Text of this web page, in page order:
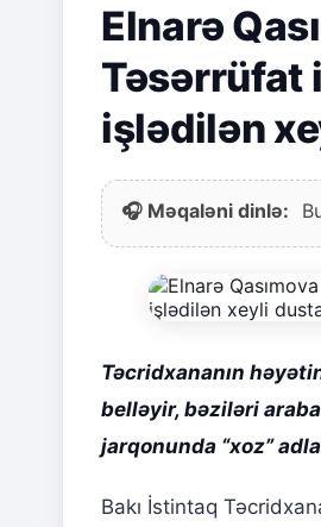
Elnarə
Təsərrüfat
işlədilən
🎧 Məqaləni dinlə:
Təcridxananın
belləyir, bəziləri
jarqonunda “xoz”
Bakı İstintaq